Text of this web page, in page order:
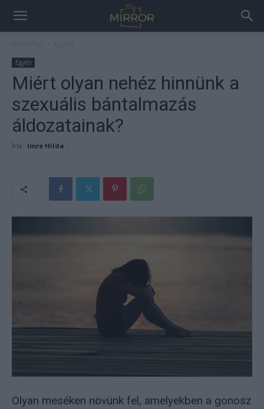
Egyéb
Miért olyan nehéz hinnünk a
szexuális bántalmazás
áldozatainak?
Írta: Imre Hilda -
Olyan meséken növünk fel, amelyekben a gonosz